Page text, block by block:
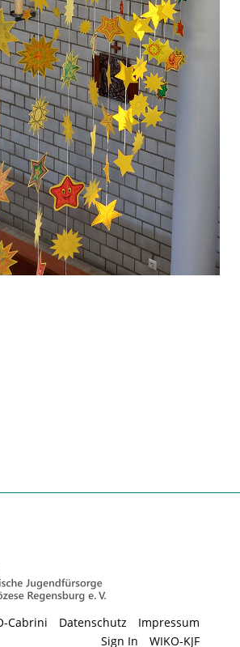
Impressum
Datenschutz
Cabrini
WIKO-KJF
Sign In